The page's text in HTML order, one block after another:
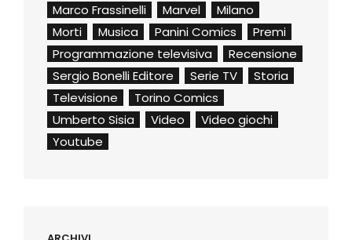
Marco Frassinelli
Marvel
Milano
Morti
Musica Panini Comics
Premi
Programmazione televisiva
Recensione
Sergio Bonelli Editore
Serie TV
Storia
Televisione
Torino Comics
Umberto Sisia
Video
Video giochi
Youtube